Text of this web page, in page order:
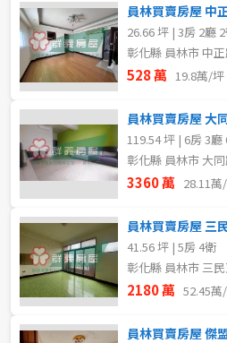
員林買賣房屋 中
26.66 坪 | 3房 2廳
彰化縣 員林市 中
528 萬 19.8萬/坪
員林買賣房屋 大
119.54 坪 | 6房 3廳
彰化縣 員林市 大
3360 萬 28.11萬
員林買賣房屋 三
41.56 坪 | 5房 4衛
彰化縣 員林市 三
2180 萬 52.45萬
員林買賣房屋 傑